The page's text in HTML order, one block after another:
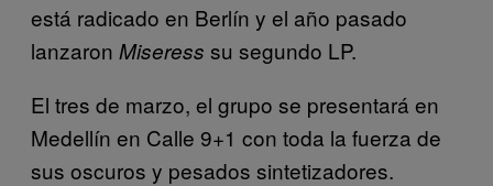
está radicado en Berlín y el año pasado
lanzaron Miseress su segundo LP.
El tres de marzo, el grupo se presentará en
Medellín en Calle 9+1 con toda la fuerza de
sus oscuros y pesados sintetizadores.